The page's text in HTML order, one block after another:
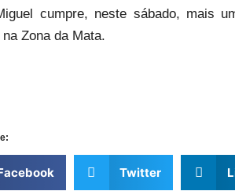
cumpre, neste sábado, mais
Zona da Mata.
Twitter